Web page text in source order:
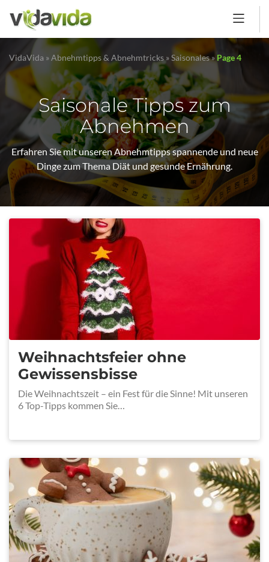
VidaVida »Abnehmtipps & Abnehmtricks »Saisonales» Page 4
Saisonale Tipps zum
Abnehmen
Erfahren Sie mit unseren Abnehmtipps spannende und neue
Dinge zum Thema Diät und gesunde Ernährung.
Weihnachtsfeier ohne
Gewissensbisse
Die Weihnachtszeit – ein Fest für die Sinne! Mit unseren
6 Top-Tipps kommen Sie…